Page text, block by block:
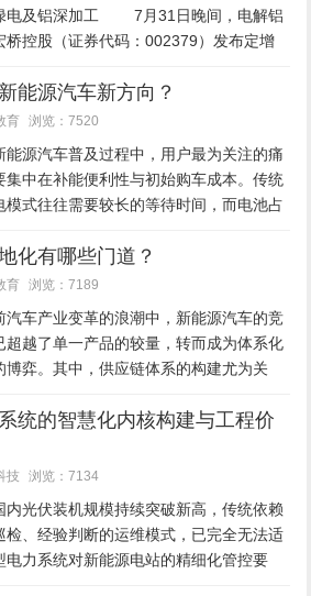
电及铝深加工 7月31日晚间，电解铝
桥控股（证券代码：002379）发布定增
伏、铝深加工等项目及偿还银行贷款、补
能源汽车新方向？
育 浏览：7520
能源汽车普及过程中，用户最为关注的痛
集中在补能便利性与初始购车成本。传统
模式往往需要较长的等待时间，而电池占
在此背景下，一种创新的商业模式逐渐崭
，即通过物理结构与产权关...
化有哪些门道？
育 浏览：7189
汽车产业变革的浪潮中，新能源汽车的竞
超越了单一产品的较量，转而成为体系化
博弈。其中，供应链体系的构建尤为关
接关系到企业的生存与发展。许多车企之
统的智慧化内核构建与工程价
技 浏览：7134
内光伏装机规模持续突破新高，传统依赖
检、经验判断的运维模式，已完全无法适
电力系统对新能源电站的精细化管控要